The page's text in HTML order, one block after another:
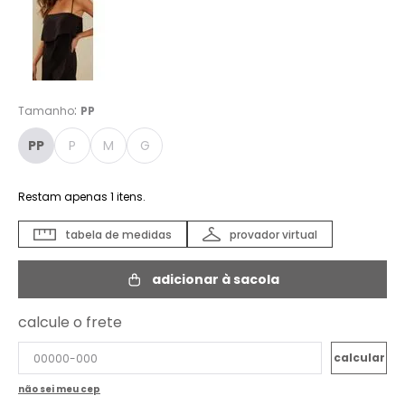
Tamanho: PP
PP P M G
Restam apenas 1 itens.
provador virtual
tabela de medidas
adicionar à sacola
calcule o frete
não sei meu cep